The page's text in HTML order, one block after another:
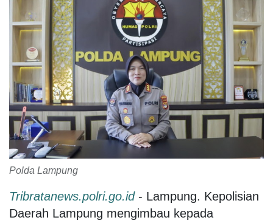
Polda Lampung
Tribratanews.polri.go.id - Lampung. Kepolisian
Daerah Lampung mengimbau kepada